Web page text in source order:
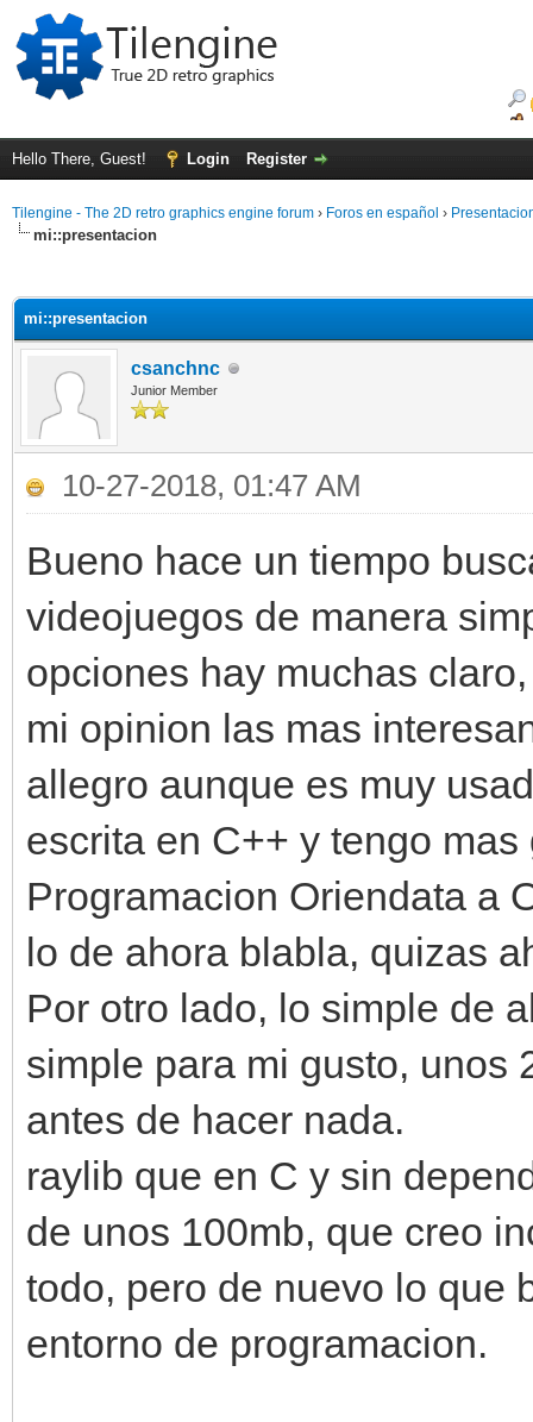
Hello There, Guest! Login Register
Tilengine - The 2D retro graphics engine forum › Foros en español ›
mi::presentacion
mi::presentacion
csanchnc
Junior Member
10-27-2018, 01:47 AM
Bueno hace un tiempo
videojuegos de manera
opciones hay muchas
mi opinion las mas
allegro aunque es muy
escrita en C++ y tengo
Programacion Oriendata a
lo de ahora blabla, quizas
Por otro lado, lo simple de
simple para mi gusto, unos
antes de hacer nada.
raylib que en C y sin
de unos 100mb, que creo
todo, pero de nuevo lo que
entorno de programacion.